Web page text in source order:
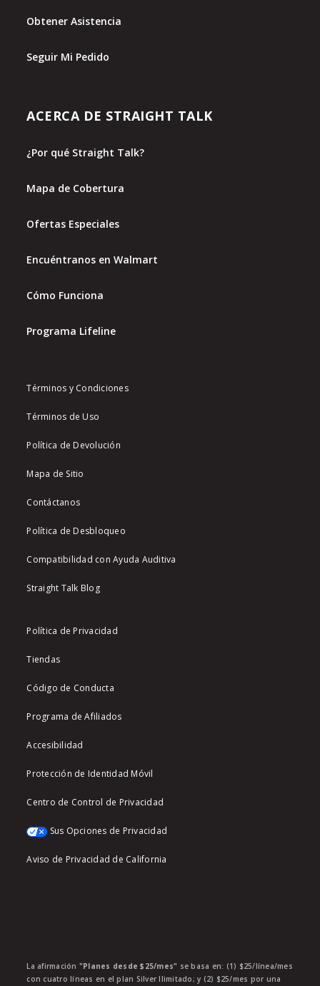
Obtener Asistencia
Seguir Mi Pedido
ACERCA DE STRAIGHT TALK
¿Por qué Straight Talk?
Mapa de Cobertura
Ofertas Especiales
Encuéntranos en Walmart
Cómo Funciona
Programa Lifeline
Términos y Condiciones
Términos de Uso
Política de Devolución
Mapa de Sitio
Contáctanos
Política de Desbloqueo
Compatibilidad con Ayuda Auditiva
Straight Talk Blog
Política de Privacidad
Tiendas
Código de Conducta
Programa de Afiliados
Accesibilidad
Protección de Identidad Móvil
Centro de Control de Privacidad
Sus Opciones de Privacidad
Aviso de Privacidad de California
La afirmación "Planes desde $25/mes" se basa en: (1) $25/línea/mes
con cuatro líneas en el plan Silver Ilimitado; y (2) $25/mes por una